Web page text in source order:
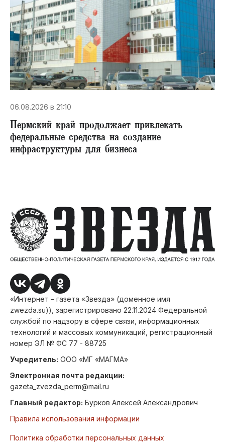
06.08.2026 в 21:10
Пермский край продолжает привлекать
федеральные средства на создание
инфраструктуры для бизнеса
«Интернет – газета «Звезда» (доменное имя
zwezda.su)), зарегистрировано 22.11.2024 Федеральной
службой по надзору в сфере связи, информационных
технологий и массовых коммуникаций, регистрационный
номер ЭЛ № ФС 77 - 88725
Учредитель: ООО «МГ «МАГМА»
Электронная почта редакции:
gazeta_zvezda_perm@mail.ru
Главный редактор: Бурков Алексей Александрович
Правила использования информации
Политика обработки персональных данных